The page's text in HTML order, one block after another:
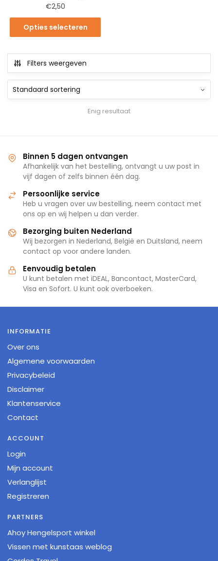
€2,50
Opties selecteren
Filters weergeven
Enig resultaat
Binnen 5 dagen ontvangen
Afhankelijk van het bestelling, ontvangt u uw post in
vijf dagen of zelfs binnen één dag.
Persoonlijke service
Heb u vragen over uw bestelling, neem contact met
ons op en wij helpen u dan verder.
Bezorging buiten Nederland
Wij bezorgen in Nederland, België en Duitsland, neem
contact op voor andere landen.
Eenvoudig betalen
U kunt betalen met iDEAL, Bancontact, MasterCard,
Visa en Sofort. U kunt ook overboeken.
INFORMATIE
Over ons
Algemene voorwaarden
Privacybeleid
Disclaimer
Klantenservice
Contact
ACCOUNT
Login
Mijn account
Verlanglijst
Registreren
PARTNERS
Ahoy Hengelsport winkel
Vissen met kunstaas weblog